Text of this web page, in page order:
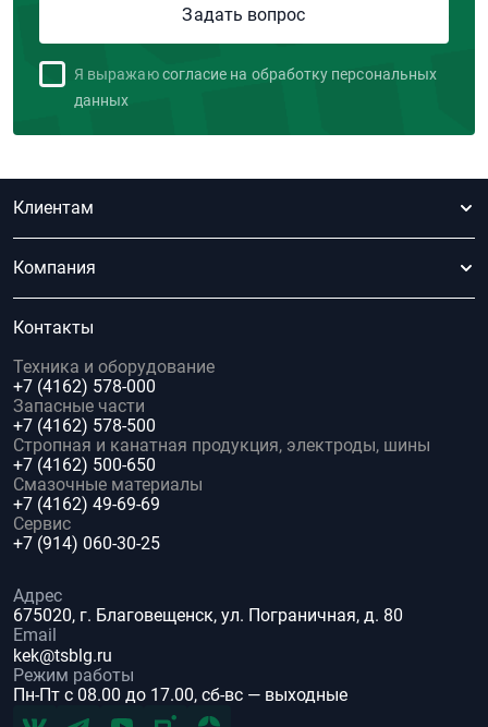
Я выражаю согласие на обработку персональных
данных
Клиентам
Компания
Контакты
Техника и оборудование
+7 (4162) 578-000
Запасные части
+7 (4162) 578-500
Стропная и канатная продукция, электроды, шины
+7 (4162) 500-650
Смазочные материалы
+7 (4162) 49-69-69
Сервис
+7 (914) 060-30-25
Адрес
675020, г. Благовещенск, ул. Пограничная, д. 80
Email
kek@tsblg.ru
Режим работы
Пн-Пт с 08.00 до 17.00, сб-вс — выходные